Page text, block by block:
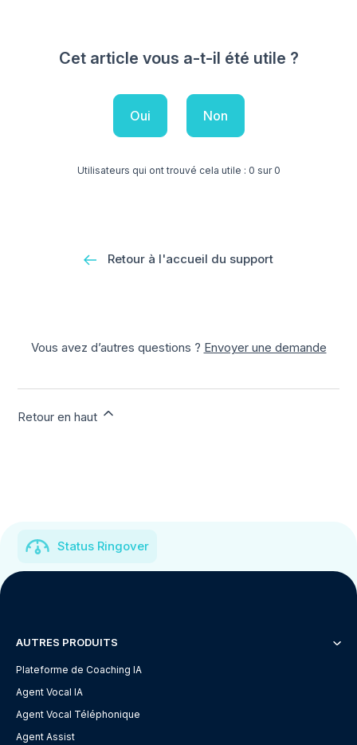
Cet article vous a-t-il été utile ?
Oui Non
Utilisateurs qui ont trouvé cela utile : 0 sur 0
Retour à l'accueil du support
Vous avez d’autres questions ? Envoyer une demande
Retour en haut
Status Ringover
AUTRES PRODUITS
Plateforme de Coaching IA
Agent Vocal IA
Agent Vocal Téléphonique
Agent Assist